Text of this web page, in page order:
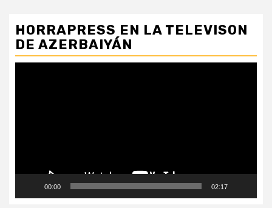
HORRAPRESS EN LA TELEVISON
DE AZERBAIYÁN
00:00 02:17